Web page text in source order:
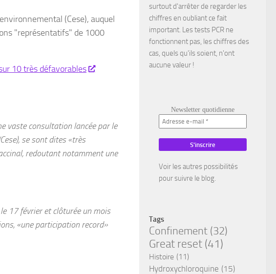
(Cese), auquel
"représentatifs" de 1000
10 très défavorables
vaste consultation lancée par le
se sont dites «très
redoutant notamment une
17 février et clôturée un mois
«une participation record»
surtout d'arrêter de regarder les
chiffres en oubliant ce fait
important. Les tests PCR ne
fonctionnent pas, les chiffres des
cas, quels qu'ils soient, n'ont
aucune valeur !
Newsletter quotidienne
Voir les autres possibilités
pour suivre le blog.
Tags
Confinement (32)
Great reset (41)
Histoire (11)
Hydroxychloroquine (15)